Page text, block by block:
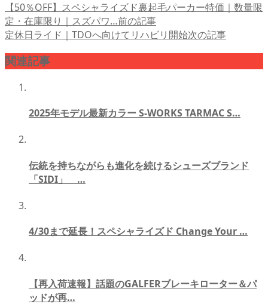
【50％OFF】スペシャライズド裏起毛パーカー特価｜数量限
定・在庫限り｜スズパワ…前の記事
定休日ライド｜TDOへ向けてリハビリ開始次の記事
関連記事
2025年モデル最新カラー S-WORKS TARMAC S…
伝統を持ちながらも進化を続けるシューズブランド
「SIDI」 …
4/30まで延長！スペシャライズド Change Your …
【再入荷速報】話題のGALFERブレーキローター＆パ
ッドが再…